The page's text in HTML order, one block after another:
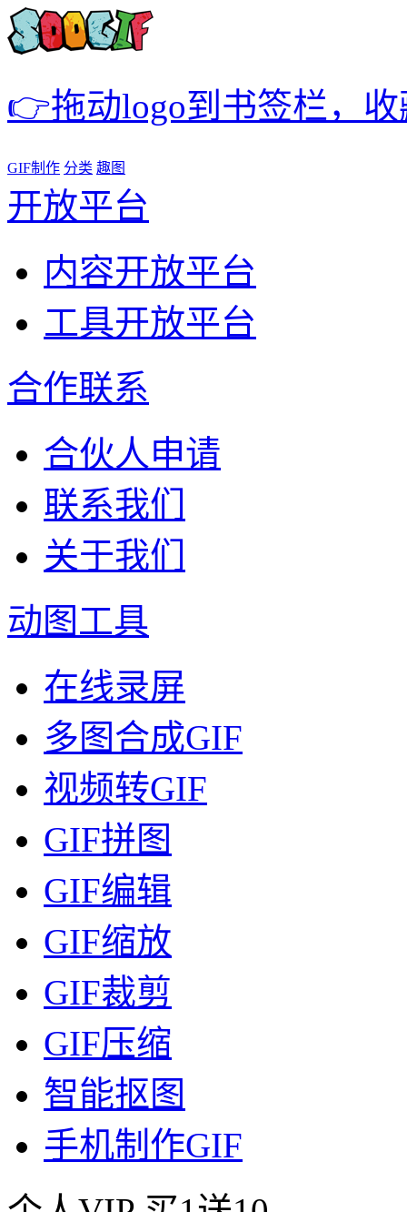
👉拖动logo到书签栏，
GIF制作 分类 趣图
开放平台
内容开放平台
工具开放平台
合作联系
合伙人申请
联系我们
关于我们
动图工具
在线录屏
多图合成GIF
视频转GIF
GIF拼图
GIF编辑
GIF缩放
GIF裁剪
GIF压缩
智能抠图
手机制作GIF